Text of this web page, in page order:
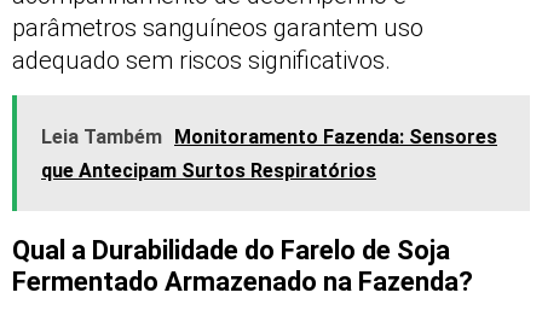
parâmetros sanguíneos garantem uso
adequado sem riscos significativos.
Leia Também Monitoramento Fazenda: Sensores
que Antecipam Surtos Respiratórios
Qual a Durabilidade do Farelo de Soja
Fermentado Armazenado na Fazenda?